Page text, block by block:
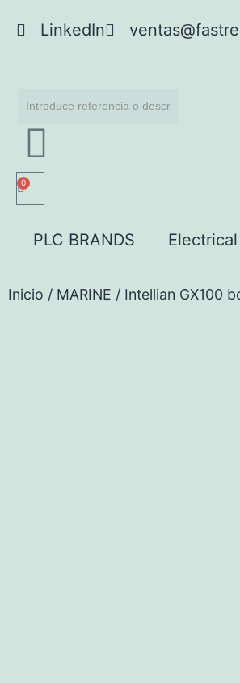
LinkedIn
0
PLC BRANDS Electrical
Inicio / MARINE / Intellian GX100